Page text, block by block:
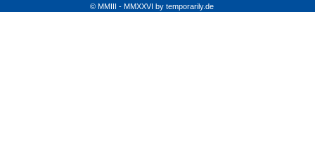
© MMIII - MMXXVI by temporarily.de